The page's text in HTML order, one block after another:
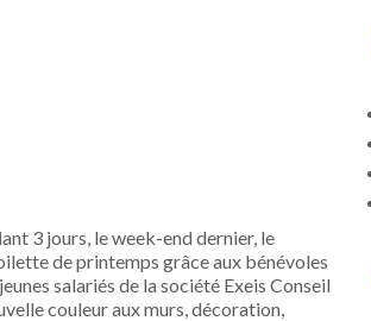
3 jours, le week-end dernier, le
de printemps grâce aux bénévoles
salariés de la société Exeis Conseil
couleur aux murs, décoration,